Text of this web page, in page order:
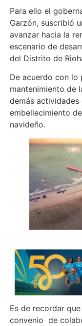
Para ello el
Garzón, suscribió
avanzar hacia la
escenario de
del Distrito de
De acuerdo con lo
mantenimiento de
demás
embellecimiento
navideño.
Es de recordar
convenio de